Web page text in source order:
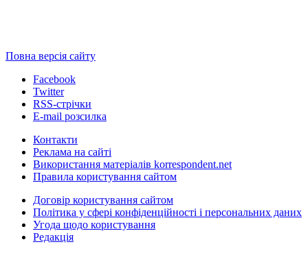
Повна версія сайту
Facebook
Twitter
RSS-стрічки
E-mail розсилка
Контакти
Реклама на сайті
Використання матеріалів korrespondent.net
Правила користування сайтом
Договір користування сайтом
Політика у сфері конфіденційності і персональних даних
Угода щодо користування
Редакція